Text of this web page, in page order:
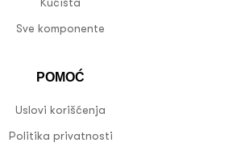
Sve komponente
POMOĆ
Uslovi korišćenja
Politika privatnosti